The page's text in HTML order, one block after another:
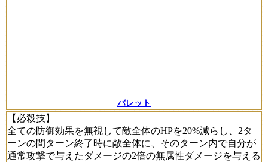
バレット
【必殺技】
全ての防御効果を無視して敵全体のHPを20%減らし、2タ
ーンの間ターン終了時に敵全体に、そのターン内で自分が
通常攻撃で与えたダメージの2倍の無属性ダメージを与える